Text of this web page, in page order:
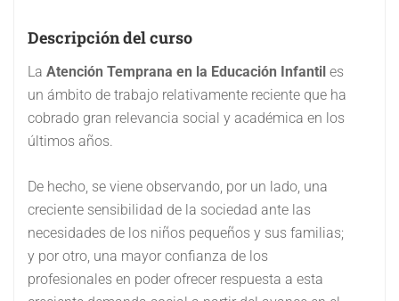
Descripción del curso
La Atención Temprana en la Educación Infantil es
un ámbito de trabajo relativamente reciente que ha
cobrado gran relevancia social y académica en los
últimos años.
De hecho, se viene observando, por un lado, una
creciente sensibilidad de la sociedad ante las
necesidades de los niños pequeños y sus familias;
y por otro, una mayor confianza de los
profesionales en poder ofrecer respuesta a esta